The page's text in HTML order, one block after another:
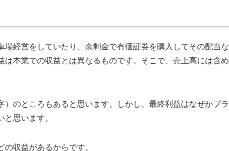
場経営をしていたり、余剰金で有価証券を購入してその配当な
は本業での収益とは異なるものです。そこで、売上高には含め
）のところもあると思います。しかし、最終利益はなぜかプラ
思います。
収益があるからです。